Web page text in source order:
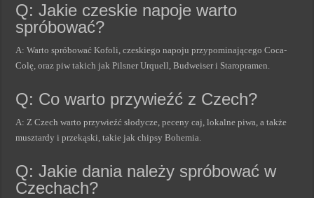
Q: Jakie czeskie napoje warto
spróbować?
A: Warto spróbować Kofoli, czeskiego napoju przypominającego Coca-
Colę, oraz piw takich jak Pilsner Urquell, Budweiser i Staropramen.
Q: Co warto przywieźć z Czech?
A: Z Czech warto przywieźć słodycze, peceny caj, lokalne piwa, a także
musztardy i przekąski, takie jak chipsy Bohemia.
Q: Jakie dania należy spróbować w
Czechach?